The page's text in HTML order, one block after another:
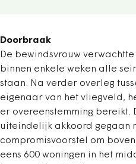
Doorbraak
De bewindsvrouw
binnen enkele weken alle
staan. Na verder overleg
eigenaar van het vliegveld,
er overeenstemming bereikt.
uiteindelijk akkoord gegaan
compromisvoorstel om
eens 600 woningen in het